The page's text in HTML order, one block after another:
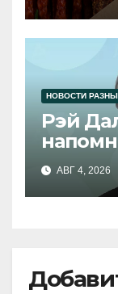
НОВОСТИ
Рэй
АВГ 4, 2026